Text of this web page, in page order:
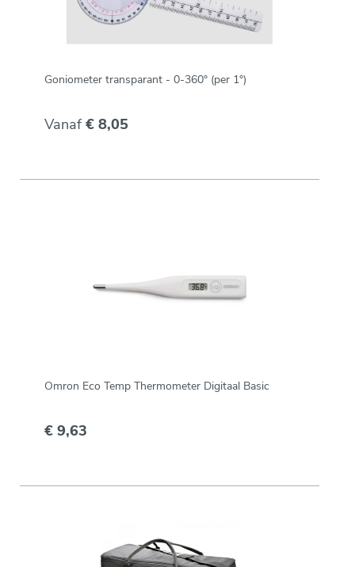
Goniometer transparant - 0-360° (per 1°)
Vanaf€ 8,05
Omron Eco Temp Thermometer Digitaal Basic
€ 9,63